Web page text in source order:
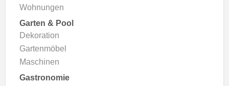
Wohnungen
Garten & Pool
Dekoration
Gartenmöbel
Maschinen
Gastronomie